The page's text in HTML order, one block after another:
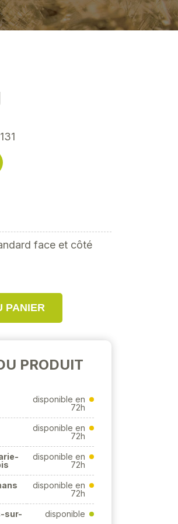
face et côté
PANIER
PRODUIT
disponible en
72h
disponible en
72h
disponible en
72h
disponible en
72h
sur-
disponible